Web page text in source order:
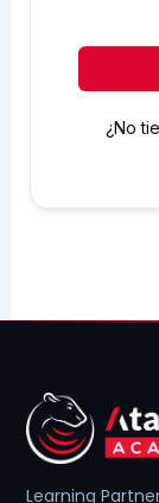
¿No
Learning